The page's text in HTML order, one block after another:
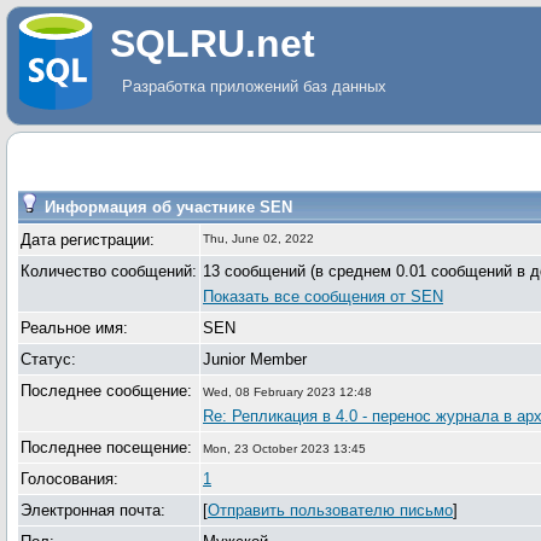
SQLRU.net
Разработка приложений баз данных
Информация об участнике SEN
Дата регистрации:
Thu, June 02, 2022
Количество сообщений: 13 сообщений (в среднем 0.01 сообщений в
Показать все сообщения от SEN
Реальное имя:
SEN
Статус:
Junior Member
Последнее сообщение:
Wed, 08 February 2023 12:48
Re: Репликация в 4.0 - перенос журнала в
Последнее посещение:
Mon, 23 October 2023 13:45
Голосования:
1
Электронная почта:
[Отправить пользователю письмо]